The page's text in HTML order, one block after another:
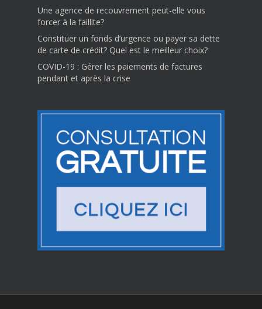
Une agence de recouvrement peut-elle vous
forcer à la faillite?
Constituer un fonds d’urgence ou payer sa dette
de carte de crédit? Quel est le meilleur choix?
COVID-19 : Gérer les paiements de factures
pendant et après la crise